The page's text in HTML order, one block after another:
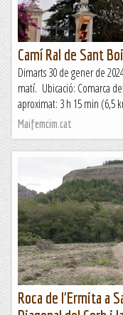
Camí Ral de Sant
Dimarts 30 de gener de
matí. Ubicació: Comarca
aproximat: 3 h 15 min (6,5
Maifemcim.cat
Roca de l'Ermita a